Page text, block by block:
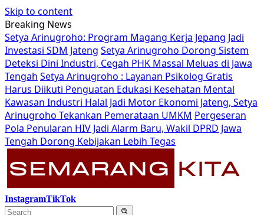
Skip to content
Breaking News
Setya Arinugroho: Program Magang Kerja Jepang Jadi
Investasi SDM Jateng Setya Arinugroho Dorong Sistem
Deteksi Dini Industri, Cegah PHK Massal Meluas di Jawa
Tengah Setya Arinugroho : Layanan Psikolog Gratis
Harus Diikuti Penguatan Edukasi Kesehatan Mental
Kawasan Industri Halal Jadi Motor Ekonomi Jateng, Setya
Arinugroho Tekankan Pemerataan UMKM Pergeseran
Pola Penularan HIV Jadi Alarm Baru, Wakil DPRD Jawa
Tengah Dorong Kebijakan Lebih Tegas
InstagramTikTok